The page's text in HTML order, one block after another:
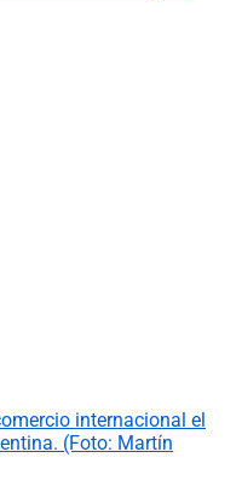
internacional el
(Foto: Martín